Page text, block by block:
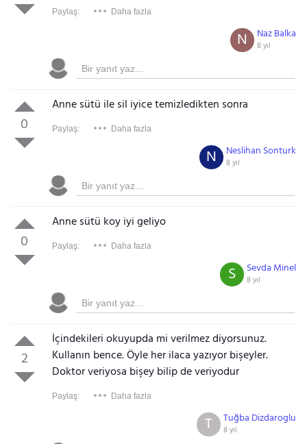
Paylaş: Daha fazla
Naz Balka
8 yıl
N
0
Anne sütü ile sil iyice temizledikten sonra
Paylaş: Daha fazla
Neslihan Sonturk
8 yıl
N
0
Anne sütü koy iyi geliyo
Paylaş: Daha fazla
Sevda Minel
8 yıl
S
2
İçindekileri okuyupda mi verilmez diyorsunuz.
Kullanın bence. Öyle her ilaca yazıyor bişeyler.
Doktor veriyosa bişey bilip de veriyodur
Paylaş: Daha fazla
Tuğba Dizdaroglu
8 yıl
T